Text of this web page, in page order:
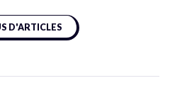
D'ARTICLES